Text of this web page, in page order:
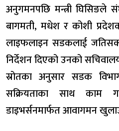
अनुगमनपछि मन्त्री घिसिङले
बागमती, मधेश र कोशी
लाइफलाइन सडकलाई
निर्देशन दिएको उनको
स्रोतका अनुसार सडक
सक्रियताका साथ काम
डाइभर्सनमार्फत आवागमन